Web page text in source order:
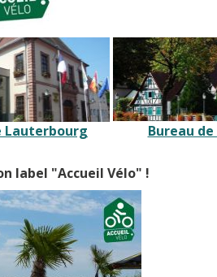
Lauterbourg Bureau
label "Accueil Vélo" !